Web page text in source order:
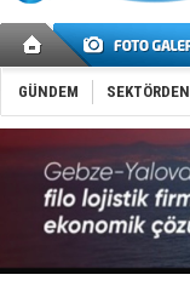
GÜNDEM SEKTÖRDEN